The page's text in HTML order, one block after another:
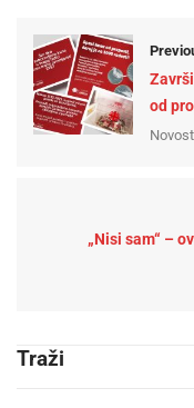
od
„Nisi sam“ –
Traži